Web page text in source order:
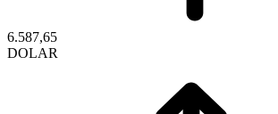
6.587,65
DOLAR